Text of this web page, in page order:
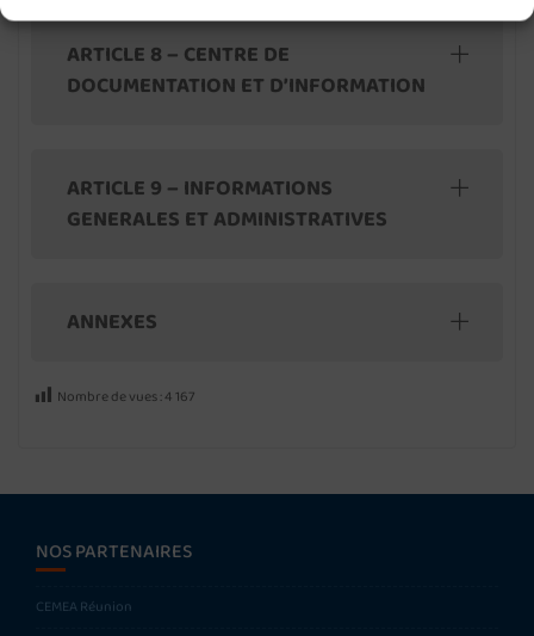
ARTICLE 8 – CENTRE DE
DOCUMENTATION ET D’INFORMATION
ARTICLE 9 – INFORMATIONS
GENERALES ET ADMINISTRATIVES
ANNEXES
Nombre de vues :4 167
NOS PARTENAIRES
CEMEA Réunion